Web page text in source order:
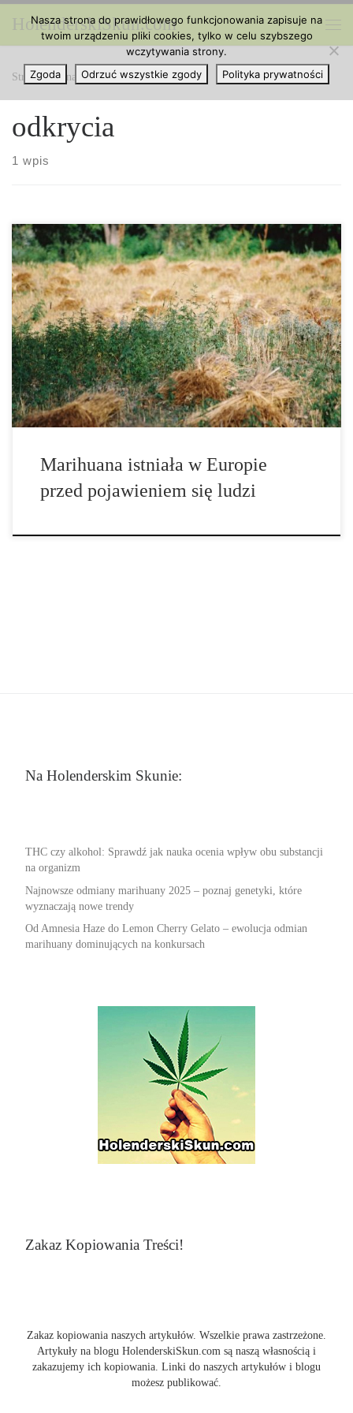
Przejdź do treści
HolenderskiSkun.com
Strona główna » odkrycia
odkrycia
1 wpis
Badanie: Marihuana istniała w Europie przed pojawieniem się tu
ludzi. Ewolucja cannabis może być czymś całkowicie innym, niż
sobie to wyobrażaliśmy. Mimo, że powszechnie uważa się, że
cannabis ewoluowało w Azji, a następnie rozprzestrzeniły się do
Europy dzięki człowiekowi, jedno z badań opublikowanych w
czasopiśmie Vegetation History and Archaeobotany
opublikowanym przez Springera wykazało, że roślina
najprawdopodobniej istniała w Europie na […]
Marihuana istniała w Europie
przed pojawieniem się ludzi
Na Holenderskim Skunie:
THC czy alkohol: Sprawdź jak nauka ocenia wpływ obu substancji
na organizm
Najnowsze odmiany marihuany 2025 – poznaj genetyki, które
wyznaczają nowe trendy
Od Amnesia Haze do Lemon Cherry Gelato – ewolucja odmian
marihuany dominujących na konkursach
Zakaz Kopiowania Treści!
Zakaz kopiowania naszych artykułów. Wszelkie prawa zastrzeżone.
Artykuły na blogu HolenderskiSkun.com są naszą własnością i
zakazujemy ich kopiowania. Linki do naszych artykułów i blogu
możesz publikować.
Nasza strona do prawidłowego funkcjonowania zapisuje na
twoim urządzeniu pliki cookies, tylko w celu szybszego
wczytywania strony.
Zgoda
Odrzuć wszystkie zgody Polityka prywatności